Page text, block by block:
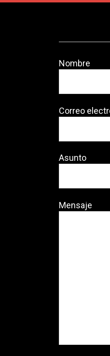
Nombre
Correo
Asunto
Mensaje